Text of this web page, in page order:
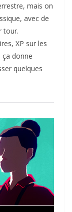
mais on
avec de
tour.
XP sur les
ça donne
quelques